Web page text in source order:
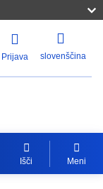
Prijava slovenščina
Išči Meni